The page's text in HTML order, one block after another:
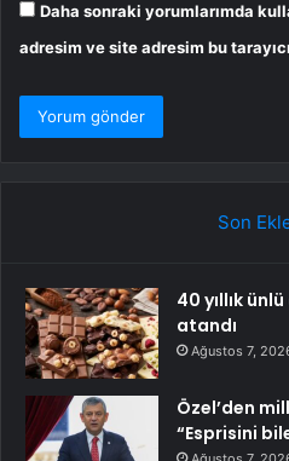
Daha sonraki yorumlarımda
adresim ve site adresim bu
Son
40 yıllık
atandı
Ağustos 7,
Özel’den
“Esprisini